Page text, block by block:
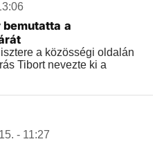
a
a közösségi oldalán
Tibort nevezte ki a
- 11:27